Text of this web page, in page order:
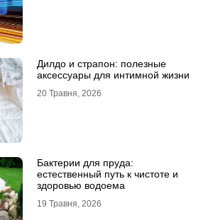
Дилдо и страпон: полезные
аксессуары для интимной жизни
20 Травня, 2026
Бактерии для пруда:
естественный путь к чистоте и
здоровью водоема
19 Травня, 2026